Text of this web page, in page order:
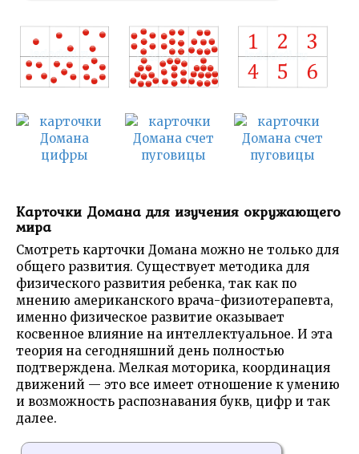
Карточки Домана для изучения окружающего
мира
Смотреть карточки Домана можно не только для
общего развития. Существует методика для
физического развития ребенка, так как по
мнению американского врача-физиотерапевта,
именно физическое развитие оказывает
косвенное влияние на интеллектуальное. И эта
теория на сегодняшний день полностью
подтверждена. Мелкая моторика, координация
движений — это все имеет отношение к умению
и возможность распознавания букв, цифр и так
далее.